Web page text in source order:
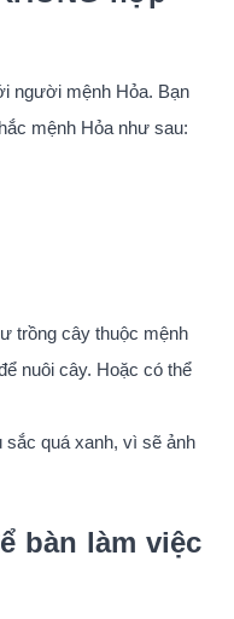
người mệnh Hỏa. Bạn
mệnh Hỏa như sau:
trồng cây thuộc mệnh
nuôi cây. Hoặc có thể
sắc quá xanh, vì sẽ ảnh
bàn làm việc